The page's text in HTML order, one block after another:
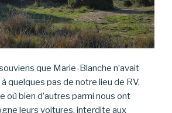
que Marie-Blanche n’avait
quelques pas de notre lieu de RV,
bien d’autres parmi nous ont
leurs voitures, interdite aux